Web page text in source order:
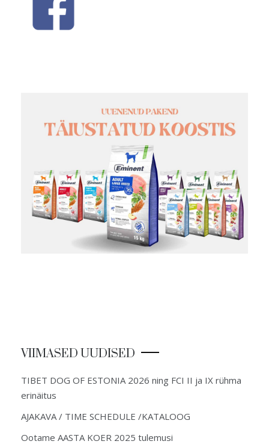
VIIMASED UUDISED
TIBET DOG OF ESTONIA 2026 ning FCI II ja IX rühma
erinäitus
AJAKAVA / TIME SCHEDULE /KATALOOG
Ootame AASTA KOER 2025 tulemusi